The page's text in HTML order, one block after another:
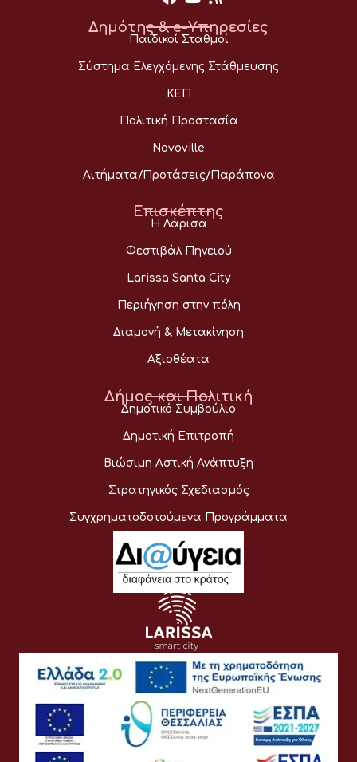
Δημότης & e-Υπηρεσίες
Παιδικοί Σταθμοί
Σύστημα Ελεγχόμενης Στάθμευσης
ΚΕΠ
Πολιτική Προστασία
Novoville
Αιτήματα/Προτάσεις/Παράπονα
Επισκέπτης
Η Λάρισα
Φεστιβάλ Πηνειού
Larissa Santa City
Περιήγηση στην πόλη
Διαμονή & Μετακίνηση
Αξιοθέατα
Δήμος και Πολιτική
Δημοτικό Συμβούλιο
Δημοτική Επιτροπή
Βιώσιμη Αστική Ανάπτυξη
Στρατηγικός Σχεδιασμός
Συγχρηματοδοτούμενα Προγράμματα